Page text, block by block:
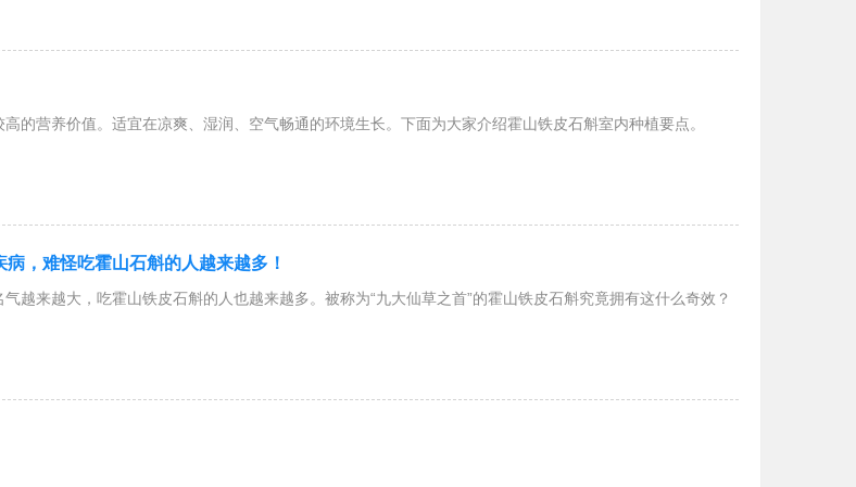
的营养价值。适宜在凉爽、湿润、空气畅通的环境生长。下面为大家介绍霍山铁皮石斛室内种植要点。
，难怪吃霍山石斛的人越来越多！
越来越大，吃霍山铁皮石斛的人也越来越多。被称为“九大仙草之首”的霍山铁皮石斛究竟拥有这什么奇效？